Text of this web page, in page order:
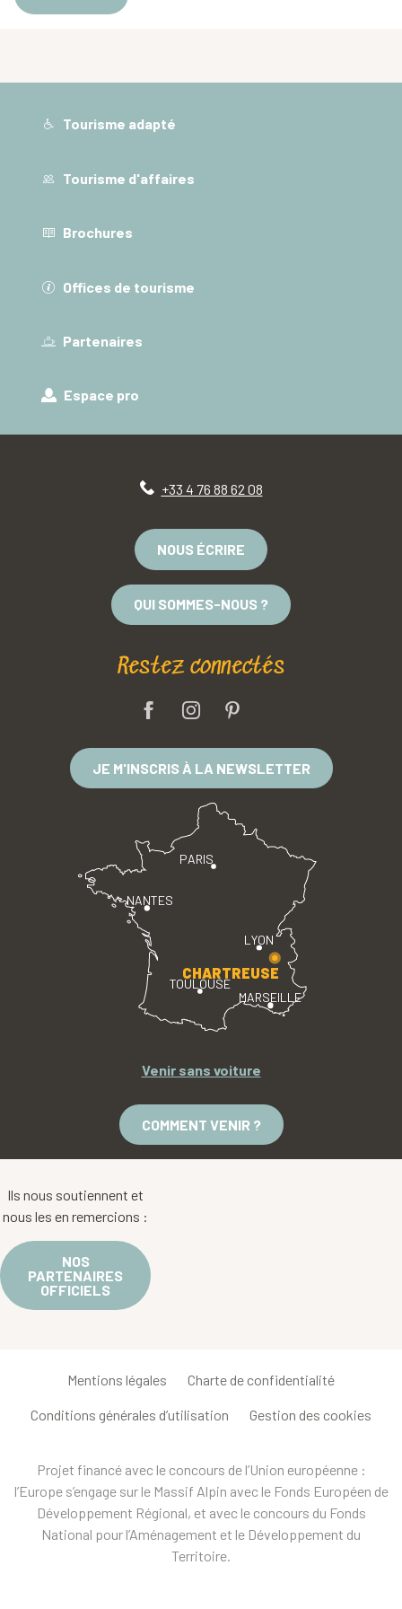
Tourisme adapté
Tourisme d'affaires
Brochures
Offices de tourisme
Partenaires
Espace pro
+33 4 76 88 62 08
NOUS ÉCRIRE
QUI SOMMES-NOUS ?
Restez connectés
JE M'INSCRIS À LA NEWSLETTER
PARIS
LYON
TOULOUSE
MARSEILLE
NANTES
CHARTREUSE
Venir sans voiture
COMMENT VENIR ?
Ils nous soutiennent et
nous les en remercions :
NOS
PARTENAIRES
OFFICIELS
Mentions légales Charte de confidentialité
Conditions générales d’utilisation Gestion des cookies
Projet financé avec le concours de l’Union européenne :
l’Europe s’engage sur le Massif Alpin avec le Fonds Européen de
Développement Régional, et avec le concours du Fonds
National pour l’Aménagement et le Développement du
Territoire.